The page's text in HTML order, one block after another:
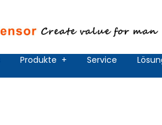
Produkte + Service